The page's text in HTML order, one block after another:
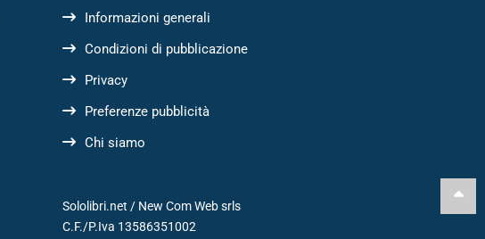
Informazioni generali
Condizioni di pubblicazione
Privacy
Preferenze pubblicità
Chi siamo
Sololibri.net / New Com Web srls
C.F./P.Iva 13586351002